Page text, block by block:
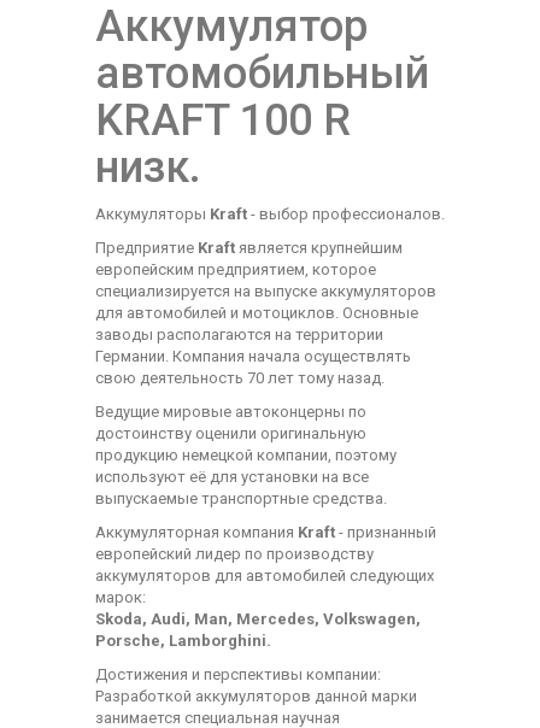
Аккумулятор
автомобильный
KRAFT 100 R
низк.
Аккумуляторы Kraft - выбор профессионалов.
Предприятие Kraft является крупнейшим
европейским предприятием, которое
специализируется на выпуске аккумуляторов
для автомобилей и мотоциклов. Основные
заводы располагаются на территории
Германии. Компания начала осуществлять
свою деятельность 70 лет тому назад.
Ведущие мировые автоконцерны по
достоинству оценили оригинальную
продукцию немецкой компании, поэтому
используют её для установки на все
выпускаемые транспортные средства.
Аккумуляторная компания Kraft - признанный
европейский лидер по производству
аккумуляторов для автомобилей следующих
марок:
Skoda, Audi, Man, Mercedes, Volkswagen,
Porsche, Lamborghini.
Достижения и перспективы компании:
Разработкой аккумуляторов данной марки
занимается специальная научная